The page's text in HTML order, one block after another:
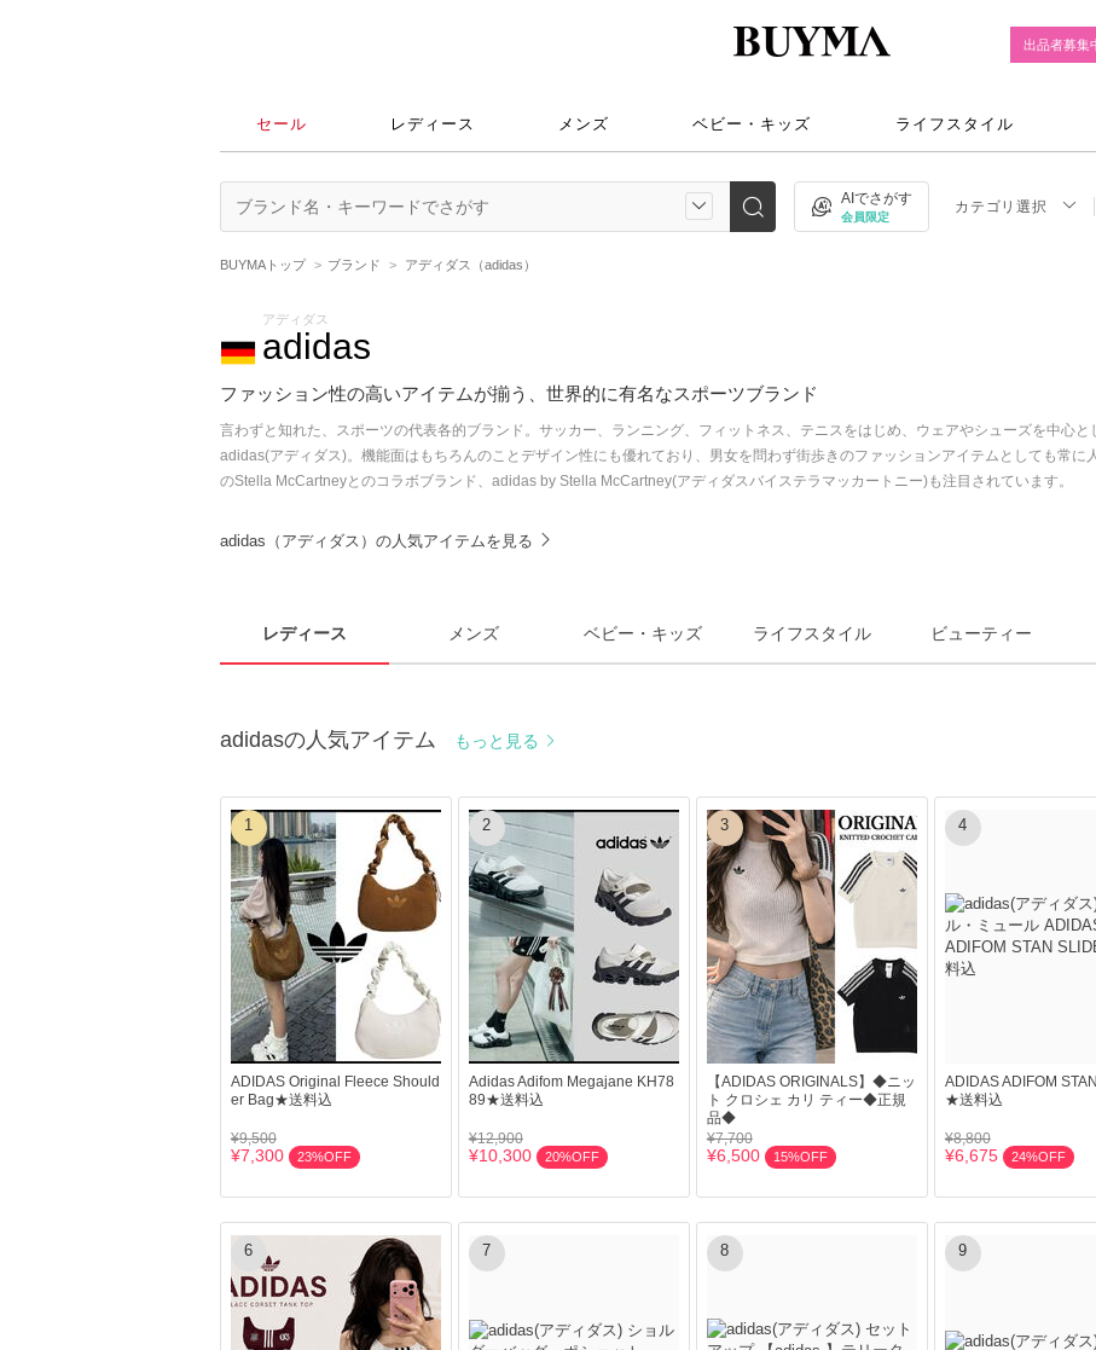
出品者募集
セール レディース メンズ ベビー・キッズ ライフスタイル
AIでさがす
会員限定
カテゴリ選択
BUYMAトップ ブランド アディダス（adidas）
アディダス
adidas
ファッション性の高いアイテムが揃う、世界的に有名なスポーツブランド
言わずと知れた、スポーツの代表各的ブランド。サッカー、ランニング、フィットネス、テニスをはじめ、ウェアやシューズを中心
adidas(アディダス)。機能面はもちろんのことデザイン性にも優れており、男女を問わず街歩きのファッションアイテムとしても常に
のStella McCartneyとのコラボブランド、adidas by Stella McCartney(アディダスバイステラマッカートニー)も注目されています。
adidas（アディダス）の人気アイテムを見る
レディース メンズ ベビー・キッズ ライフスタイル ビューティー
adidasの人気アイテム もっと見る
1
ADIDAS Original Fleece Should
er Bag★送料込
¥9,500
¥7,300 23%OFF
2
Adidas Adifom Megajane KH78
89★送料込
¥12,900
¥10,300 20%OFF
3
【ADIDAS ORIGINALS】◆ニッ
ト クロシェ カリ ティー◆正規
品◆
¥7,700
¥6,500 15%OFF
4
ADIDAS ADIFOM
★送料込
¥8,800
¥6,675 24%OFF
6 7 8 9